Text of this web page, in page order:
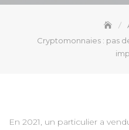
Cryptomonnaies : pas
En 2021, un particulier a